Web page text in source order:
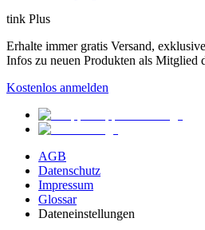
tink Plus
Erhalte immer gratis Versand,
Infos zu neuen Produkten als Mitglied
Kostenlos anmelden
AGB
Datenschutz
Impressum
Glossar
Dateneinstellungen